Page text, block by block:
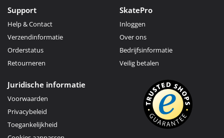
Support
Help & Contact
Verzendinformatie
Orderstatus
Retourneren
SkatePro
Inloggen
Over ons
Bedrijfsinformatie
Veilig betalen
Juridische informatie
Voorwaarden
Privacybeleid
Toegankelijkheid